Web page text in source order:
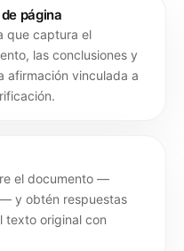
página
que captura el
las conclusiones y
afirmación vinculada a
el documento —
y obtén respuestas
texto original con